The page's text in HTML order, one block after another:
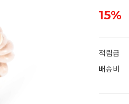
15%
적립금
배송비